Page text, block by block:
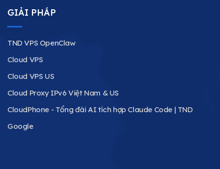
GIẢI PHÁP
TND VPS OpenClaw
Cloud VPS
Cloud VPS US
Cloud Proxy IPv6 Việt Nam & US
CloudPhone - Tổng đài AI tích hợp Claude Code | TND
Google